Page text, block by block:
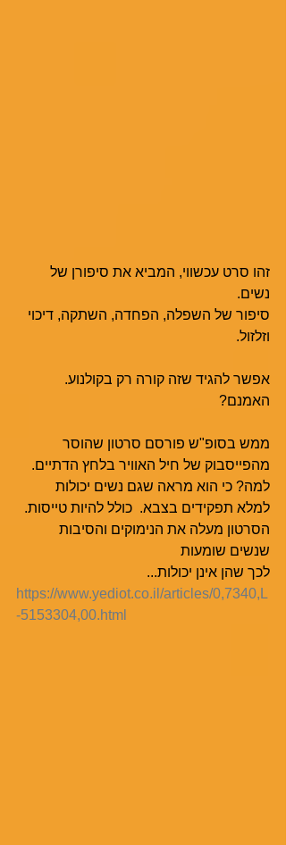
זהו סרט עכשווי, המביא את סיפורן של
נשים.
סיפור של השפלה, הפחדה, השתקה, דיכוי
וזלזול.
אפשר להגיד שזה קורה רק בקולנוע.
האמנם?
ממש בסופ"ש פורסם סרטון שהוסר
מהפייסבוק של חיל האוויר בלחץ הדתיים.
למה? כי הוא מראה שגם נשים יכולות
למלא תפקידים בצבא.  כולל להיות טייסות.
הסרטון מעלה את הנימוקים והסיבות
שנשים שומעות
לכך שהן אינן יכולות...
https://www.yediot.co.il/articles/0,7340,L
-5153304,00.html